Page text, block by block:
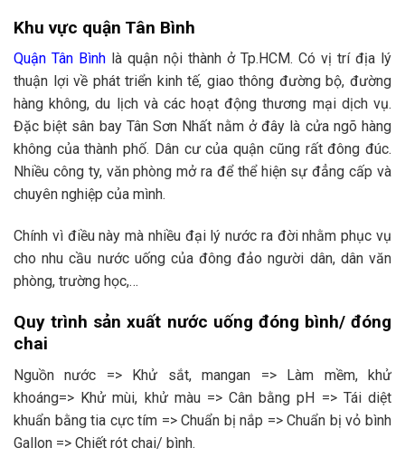
Khu vực quận Tân Bình
Quận Tân Bình là quận nội thành ở Tp.HCM. Có vị trí địa lý
thuận lợi về phát triển kinh tế, giao thông đường bộ, đường
hàng không, du lịch và các hoạt động thương mại dịch vụ.
Đặc biệt sân bay Tân Sơn Nhất nằm ở đây là cửa ngõ hàng
không của thành phố. Dân cư của quận cũng rất đông đúc.
Nhiều công ty, văn phòng mở ra để thể hiện sự đẳng cấp và
chuyên nghiệp của mình.
Chính vì điều này mà nhiều đại lý nước ra đời nhằm phục vụ
cho nhu cầu nước uống của đông đảo người dân, dân văn
phòng, trường học,…
Quy trình sản xuất nước uống đóng bình/ đóng
chai
Nguồn nước => Khử sắt, mangan => Làm mềm, khử
khoáng=> Khử mùi, khử màu => Cân bằng pH => Tái diệt
khuẩn bằng tia cực tím => Chuẩn bị nắp => Chuẩn bị vỏ bình
Gallon => Chiết rót chai/ bình.